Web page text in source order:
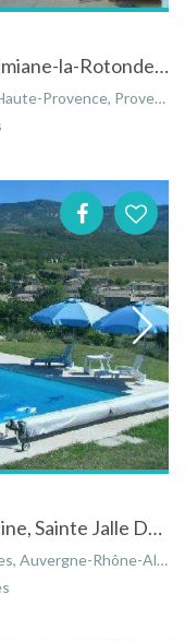
Cabanon ''la Provence en vrai'' à Simiane-la-Rotonde dans les Alpes-de-Haute-Provence
Alpes-Côte d'Azur, France
Gîte du Mas d'Annemarc avec piscine, Sainte Jalle Drôme provencale site classé, calme assuré
Rhône-Alpes, France